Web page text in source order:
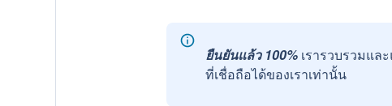
ยืนยันแล้ว 100% เรารวบรวมแล
ที่เชื่อถือได้ของเราเท่านั้น